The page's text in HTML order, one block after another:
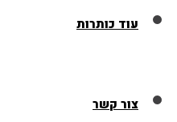
עוד כותרות
צור קשר